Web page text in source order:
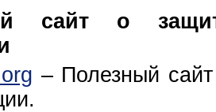
сайт о
– Полезный